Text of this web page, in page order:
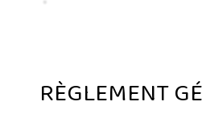
RÈGLEMENT